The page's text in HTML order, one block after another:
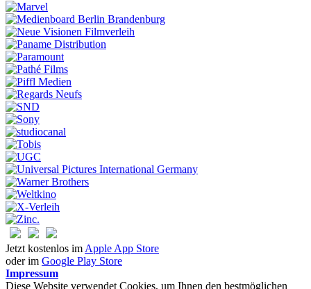
Jetzt kostenlos im Apple App Store
oder im Google Play Store
Impressum
Diese Website verwendet Cookies, um Ihnen den bestmöglichen